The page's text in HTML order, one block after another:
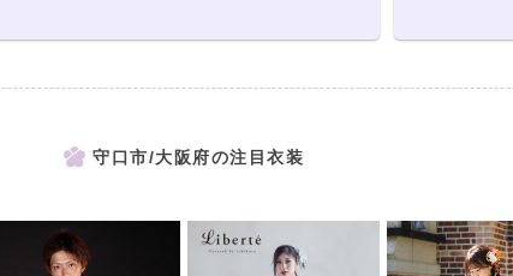
守口市/大阪府の注目衣装